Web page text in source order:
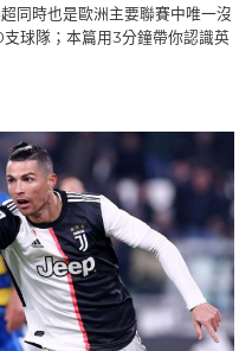
同時也是歐洲主要聯賽中唯一沒
球隊；本篇用3分鐘帶你認識英